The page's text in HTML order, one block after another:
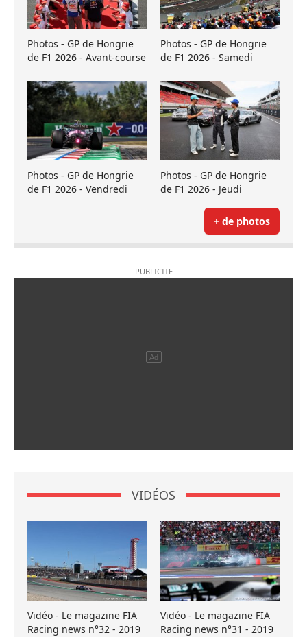
Photos - GP de Hongrie
de F1 2026 - Avant-course
Photos - GP de Hongrie
de F1 2026 - Samedi
Photos - GP de Hongrie
de F1 2026 - Vendredi
Photos - GP de Hongrie
de F1 2026 - Jeudi
+ de photos
VIDÉOS
Vidéo - Le magazine FIA
Racing news n°32 - 2019
Vidéo - Le magazine FIA
Racing news n°31 - 2019